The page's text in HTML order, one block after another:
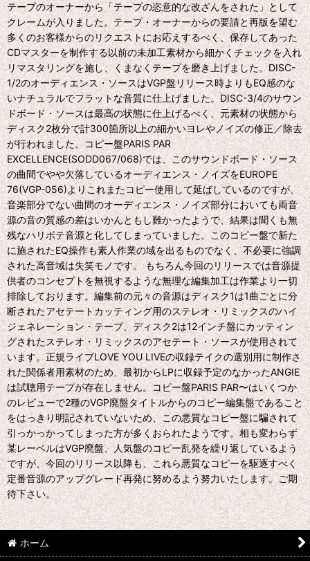
テープのオーナーから「テープの恣意的な改ざんをされた」として
クレームが入りました。テープ・オーナーからの要請と再版を望む
多くのお客様からのリクエストにお応えするべく、保存してあった
CDマスターを制作する以前の未加工素材から細かくチェックを入れ
リマスタリングを施し、くまなくテープを磨き上げました。DISC-
1/2のオーディエンス・ソースはVGP盤リリース時よりもEQ感のな
いナチュラルでフラットな音質に仕上げました。DISC-3/4のサウン
ドボード・ソースは最高の状態に仕上げるべく、元素材の状態から
ディスク2枚分で計300箇所以上の細かいヨレやノイズの修正／除去
が行われました。コピー盤PARIS PAR
EXCELLENCE(SODD067/068)では、このサウンドボード・ソース
の曲間でやや欠落しているオーディエンス・ノイズをEUROPE
76(VGP-056)よりこれまたコピー使用して延ばしているのですが、
音楽部分でない曲間のオーディエンス・ノイズ部分においても両音
源の音の質感の差はいかんともし難かったようで、結果は聞くも無
残なハリボテ音源と化してしまっていました。このコピー盤で新た
に施されたEQ操作も素人作業の域を出るものでなく、不必要に強調
された高音域は失笑モノです。 もちろん今回のリリースでは音源提
供者のコンセプトを無視するような無理な編集加工は作業より一切
排除しております。編集前の元々の音源はディスク1は1曲ごとに分
断されたアセテートカッティング用のステレオ・リミックスのハイ
ジェネレーション・テープ、ディスク2は12インチ盤にカッティン
グされたステレオ・リミックスのアセテート・ソースが使用されて
います。正規ライブLOVE YOU LIVEの収録テイクの選別用に制作さ
れた関係者用素材のため、最初からLPに収録予定のなかったANGIE
は試聴用テープが存在しません。コピー盤PARIS PAR〜はいくつか
のレビューで2種のVGP廃盤タイトルからのコピー編集盤であること
をはっきり明記されていないため、この悪質なコピー盤に騙されて
引っかっかってしまった方が多くおられたようです。相も変わらず
某レーベルはVGP廃盤、人気盤のコピー乱発を繰り返しているよう
ですが、今回のリリース以降も、これら悪質なコピーを駆逐すべく
定番音源のアップグレード再発に努めるよう努力いたします。ご期
待下さい。
ホーム